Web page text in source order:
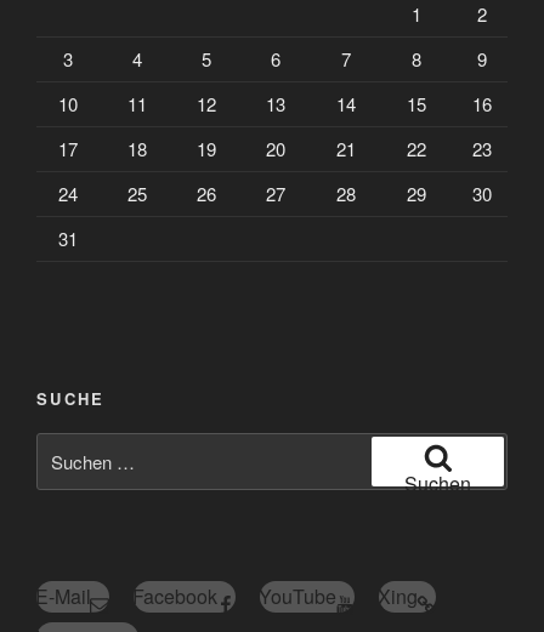
1
2
3
4 5 6 7 8
9
10
11 12 13 14 15
16
17
18 19 20 21 22
23
24
25 26 27 28 29
30
31
SUCHE
nach:
Suchen
E-Mail Facebook YouTube
Xing